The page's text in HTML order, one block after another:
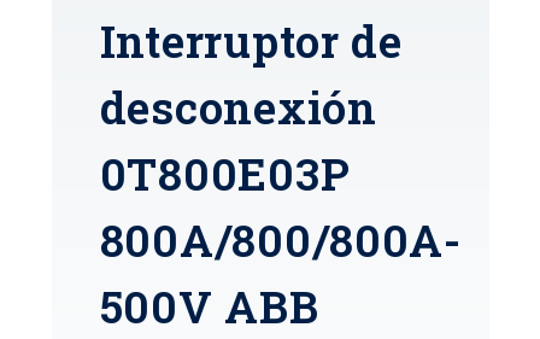
Interruptor de
desconexión
0T800E03P
800A/800/800A-
500V ABB